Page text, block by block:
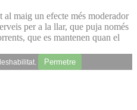
maig un efecte més moderador
per a la llar, que puja només
que es mantenen quan el
Permetre